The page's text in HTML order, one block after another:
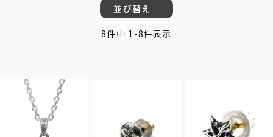
並び替え
8件中 1 -8件表示